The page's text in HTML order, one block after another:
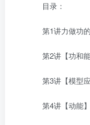
目录：
第1讲力做功的
第2讲【功和能
第3讲【模型应
第4讲【动能】